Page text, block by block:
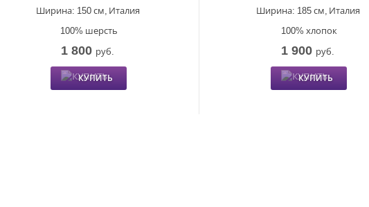
Италия
Ширина: 150 см,
100% шерсть
1 800 руб.
КУПИТЬ
Италия
Ширина: 185 см,
100% хлопок
1 900 руб.
КУПИТЬ